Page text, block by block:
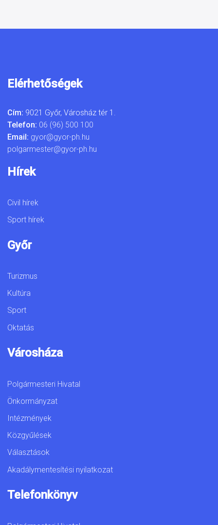
Elérhetőségek
Cím: 9021 Győr, Városház tér 1.
Telefon: 06 (96) 500 100
Email: gyor@gyor-ph.hu
polgarmester@gyor-ph.hu
Hírek
Civil hírek
Sport hírek
Győr
Turizmus
Kultúra
Sport
Oktatás
Városháza
Polgármesteri Hivatal
Önkormányzat
Intézmények
Közgyűlések
Választások
Akadálymentesítési nyilatkozat
Telefonkönyv